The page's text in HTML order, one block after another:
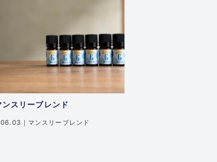
スリーブレンド
マンスリーブレンド